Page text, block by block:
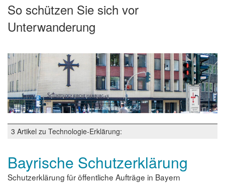
So schützen Sie sich vor
Unterwanderung
3 Artikel zu Technologie-Erklärung:
Bayrische Schutzerklärung
Schutzerklärung für öffentliche Aufträge in Bayern